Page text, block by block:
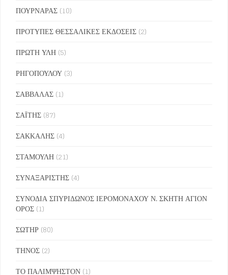
ΠΟΥΡΝΑΡΑΣ (10)
ΠΡΟΤΥΠΕΣ ΘΕΣΣΑΛΙΚΕΣ ΕΚΔΟΣΕΙΣ (2)
ΠΡΩΤΗ ΥΛΗ (5)
ΡΗΓΟΠΟΥΛΟΥ (3)
ΣΑΒΒΑΛΑΣ (1)
ΣΑΪΤΗΣ (87)
ΣΑΚΚΑΛΗΣ (4)
ΣΤΑΜΟΥΛΗ (21)
ΣΥΝΑΞΑΡΙΣΤΗΣ (4)
ΣΥΝΟΔΙΑ ΣΠΥΡΙΔΩΝΟΣ ΙΕΡΟΜΟΝΑΧΟΥ Ν. ΣΚΗΤΗ ΑΓΙΟΝ
ΟΡΟΣ (1)
ΣΩΤΗΡ (80)
ΤΗΝΟΣ (2)
ΤΟ ΠΑΛΙΜΨΗΣΤΟΝ (1)